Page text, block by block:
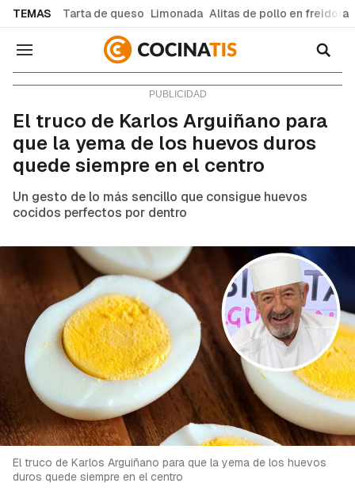
TEMAS Tarta de queso Limonada Alitas de pollo en freidora
Navegación
El truco de Karlos Arguiñano para
que la yema de los huevos duros
quede siempre en el centro
Un gesto de lo más sencillo que consigue huevos
cocidos perfectos por dentro
El truco de Karlos Arguiñano para que la yema de los huevos
duros quede siempre en el centro